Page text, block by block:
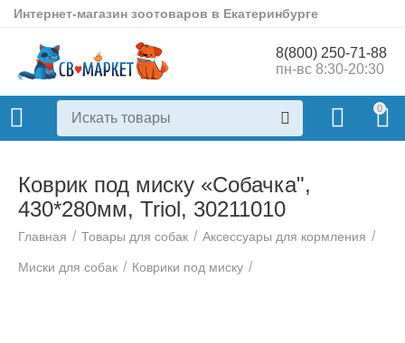
Интернет-магазин зоотоваров в Екатеринбурге
8(800) 250-71-88
пн-вс 8:30-20:30
0
Коврик под миску «Собачка",
430*280мм, Triol, 30211010
Главная / Товары для собак / Аксессуары для кормления /
Миски для собак / Коврики под миску /